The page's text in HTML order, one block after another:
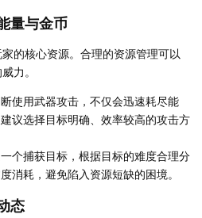
量与金币
的核心资源。合理的资源管理可以
力。
断使用武器攻击，不仅会迅速耗尽能
议选择目标明确、效率较高的攻击方
一个捕获目标，根据目标的难度合理分
消耗，避免陷入资源短缺的困境。
态